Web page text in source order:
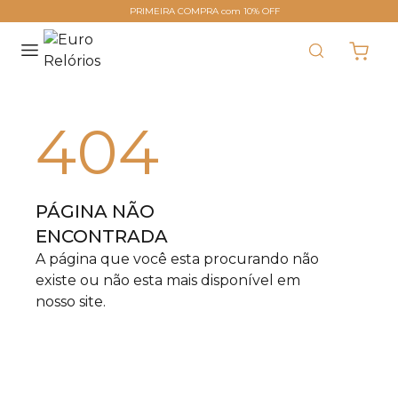
PRIMEIRA COMPRA com 10% OFF
404
PÁGINA NÃO
ENCONTRADA
A página que você esta procurando não
existe ou não esta mais disponível em
nosso site.